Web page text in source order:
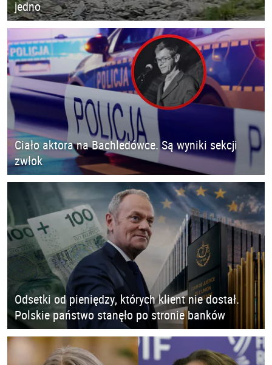
jedno
Ciało aktora na Bachledówce. Są wyniki sekcji
zwłok
Odsetki od pieniędzy, których klient nie dostał.
Polskie państwo stanęło po stronie banków